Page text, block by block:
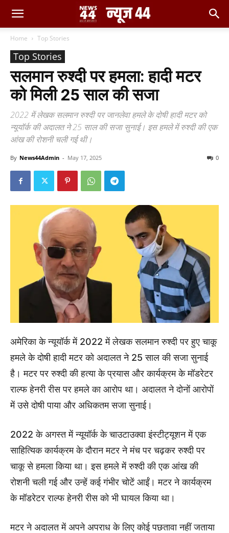
Home Top Stories
Top Stories
सलमान रुश्दी पर हमला: हादी मटर
को मिली 25 साल की सजा
2022 में लेखक सलमान रुश्दी पर जानलेवा हमले के दोषी हादी मटर को
न्यूयॉर्क की अदालत ने 25 साल की सजा सुनाई। इस हमले में रुश्दी की एक
आंख की रोशनी चली गई थी।
By News44Admin - May 17, 2025 0
अमेरिका के न्यूयॉर्क में 2022 में लेखक सलमान रुश्दी पर हुए चाकू
हमले के दोषी हादी मटर को अदालत ने 25 साल की सजा सुनाई
है। मटर पर रुश्दी की हत्या के प्रयास और कार्यक्रम के मॉडरेटर
राल्फ हेनरी रीस पर हमले का आरोप था। अदालत ने दोनों आरोपों
में उसे दोषी पाया और अधिकतम सजा सुनाई।
2022 के अगस्त में न्यूयॉर्क के चाउटाउक्वा इंस्टीट्यूशन में एक
साहित्यिक कार्यक्रम के दौरान मटर ने मंच पर चढ़कर रुश्दी पर
चाकू से हमला किया था। इस हमले में रुश्दी की एक आंख की
रोशनी चली गई और उन्हें कई गंभीर चोटें आईं। मटर ने कार्यक्रम
के मॉडरेटर राल्फ हेनरी रीस को भी घायल किया था।
मटर ने अदालत में अपने अपराध के लिए कोई पछतावा नहीं जताया